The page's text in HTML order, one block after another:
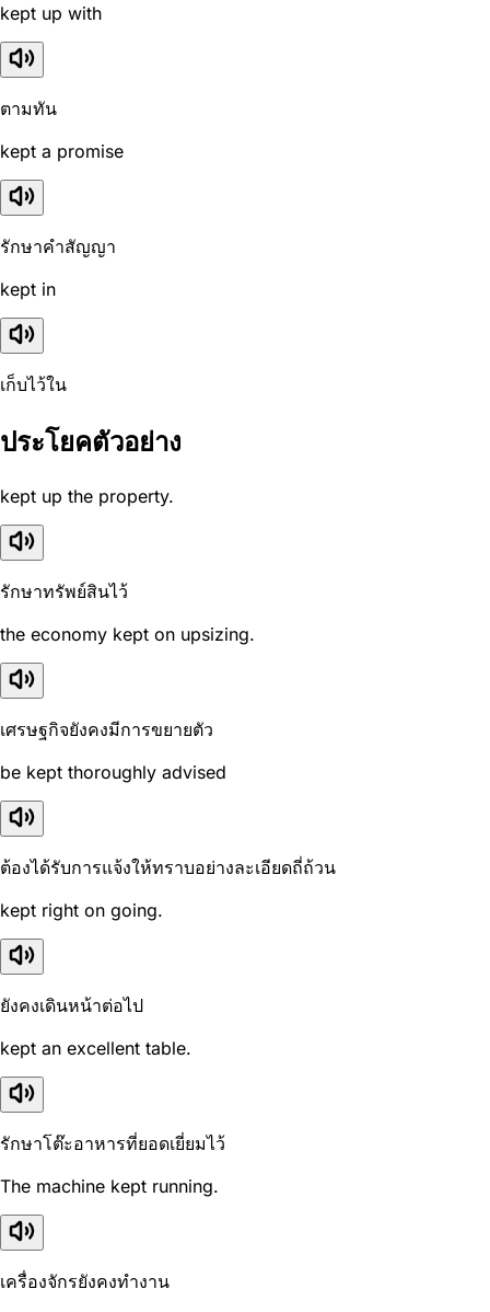
kept up with
ตามทัน
kept a promise
รักษาคำสัญญา
kept in
เก็บไว้ใน
ประโยคตัวอย่าง
kept up the property.
รักษาทรัพย์สินไว้
the economy kept on upsizing.
เศรษฐกิจยังคงมีการขยายตัว
be kept thoroughly advised
ต้องได้รับการแจ้งให้ทราบอย่างละเอียดถี่ถ้วน
kept right on going.
ยังคงเดินหน้าต่อไป
kept an excellent table.
รักษาโต๊ะอาหารที่ยอดเยี่ยมไว้
The machine kept running.
เครื่องจักรยังคงทำงาน